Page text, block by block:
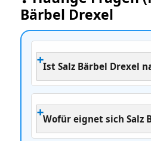
Bärbel Drexel
Ist Salz Bärbel Drexel
Wofür eignet sich Salz